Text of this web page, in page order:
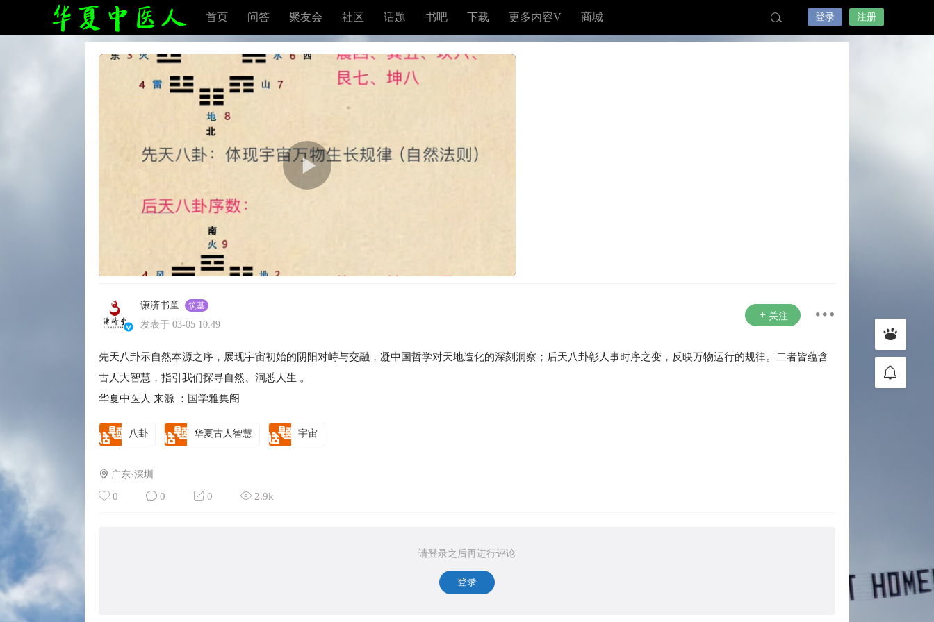
首页 问答 聚友会 社区 话题 书吧 下载 更多内容V 商城 登录 注册
谦济书童 筑基
发表于 03-05 10:49
关注
先天八卦示自然本源之序，展现宇宙初始的阴阳对峙与交融，凝中国哲学对天地造化的深刻洞察；后天八卦彰人事时序之变，反映万物运行的规律。二者皆蕴含
古人大智慧，指引我们探寻自然、洞悉人生 。
华夏中医人 来源 ：国学雅集阁
八卦 华夏古人智慧 宇宙
广东·深圳
0 0 0 2.9k
请登录之后再进行评论
登录